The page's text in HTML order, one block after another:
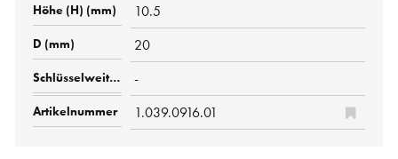
10.5
20
-
1.039.0916.01